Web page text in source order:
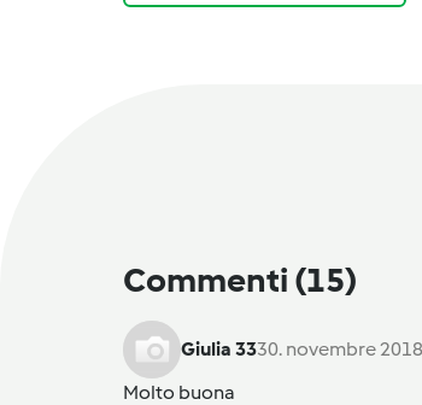
Commenti (15)
Giulia 3330. novembre
Molto buona